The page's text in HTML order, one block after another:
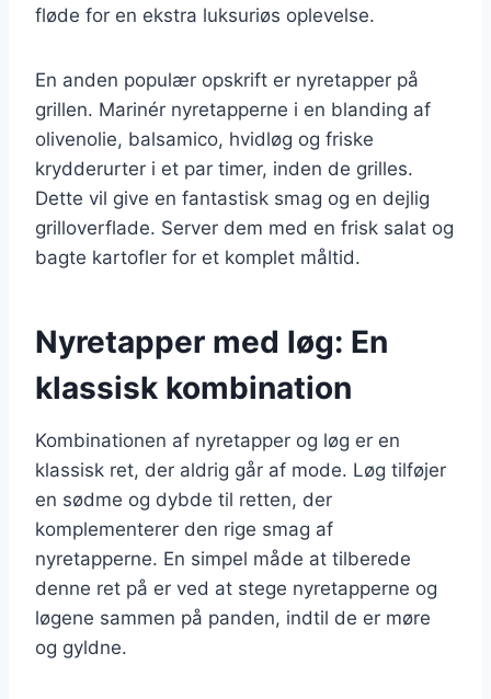
fløde for en ekstra luksuriøs oplevelse.
En anden populær opskrift er nyretapper på
grillen. Marinér nyretapperne i en blanding af
olivenolie, balsamico, hvidløg og friske
krydderurter i et par timer, inden de grilles.
Dette vil give en fantastisk smag og en dejlig
grilloverflade. Server dem med en frisk salat og
bagte kartofler for et komplet måltid.
Nyretapper med løg: En
klassisk kombination
Kombinationen af nyretapper og løg er en
klassisk ret, der aldrig går af mode. Løg tilføjer
en sødme og dybde til retten, der
komplementerer den rige smag af
nyretapperne. En simpel måde at tilberede
denne ret på er ved at stege nyretapperne og
løgene sammen på panden, indtil de er møre
og gyldne.